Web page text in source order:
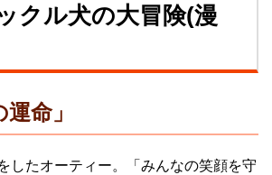
クル犬の大冒険(漫
命」
したオーティー。「みんなの笑顔を守